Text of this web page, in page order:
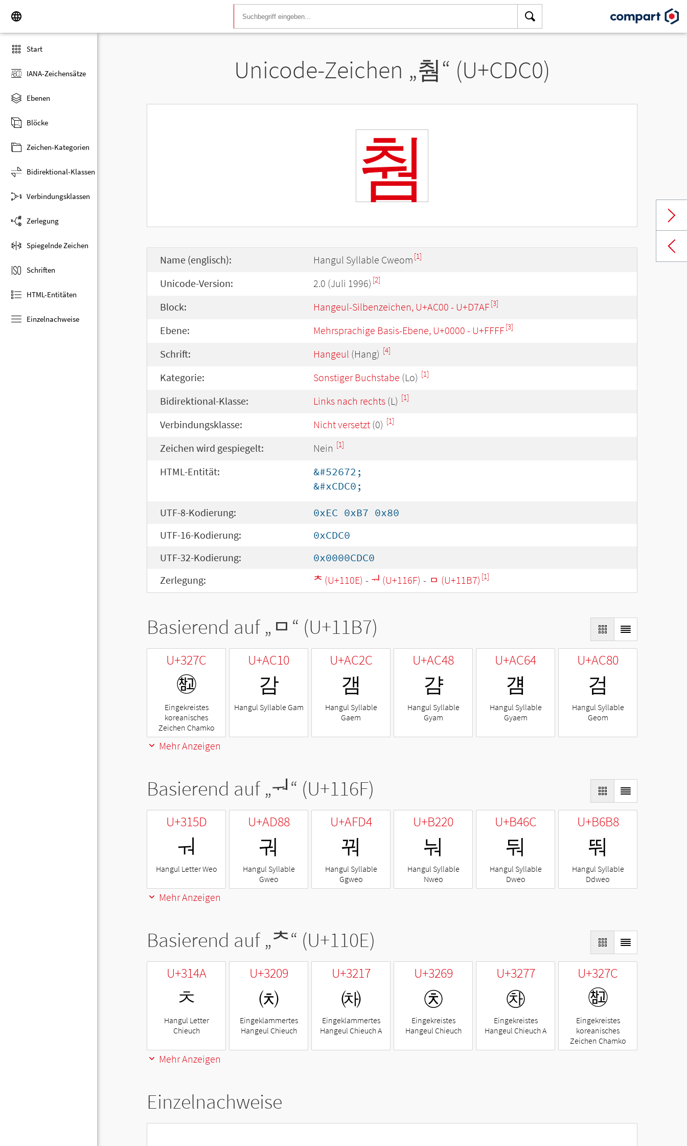
Start
IANA-Zeichensätze
Ebenen
Blöcke
Zeichen-Kategorien
Bidirektional-Klassen
Verbindungsklassen
Zerlegung
Spiegelnde Zeichen
Schriften
HTML-Entitäten
Einzelnachweise
Unicode-Zeichen „췀“ (U+CDC0)
췀
Name (englisch): Hangul Syllable Cweom [1]
Unicode-Version: 2.0 (Juli 1996) [2]
Block: Hangeul-Silbenzeichen, U+AC00 - U+D7AF[3]
Ebene: Mehrsprachige Basis-Ebene, U+0000 - U+FFFF[3]
Schrift: Hangeul (Hang) [4]
Kategorie: Sonstiger Buchstabe (Lo) [1]
Bidirektional-Klasse: Links nach rechts (L) [1]
Verbindungsklasse: Nicht versetzt (0) [1]
Zeichen wird gespiegelt: Nein [1]
HTML-Entität:
&#52672;
&#xCDC0;
UTF-8-Kodierung:
0xEC 0xB7 0x80
UTF-16-Kodierung:
0xCDC0
UTF-32-Kodierung:
0x0000CDC0
Zerlegung:
ᄎ (U+110E) - ᅯ (U+116F) - ᆷ (U+11B7) [1]
Basierend auf „ ᆷ “ (U+11B7)
U+327C
㉼
Eingekreistes
koreanisches
Zeichen Chamko
U+AC10
감
Hangul Syllable Gam
U+AC2C
갬
Hangul Syllable
Gaem
U+AC48
걈
Hangul Syllable
Gyam
U+AC64
걤
Hangul Syllable
Gyaem
U+AC80
검
Hangul Syllable
Geom
Mehr Anzeigen
Basierend auf „ᅯ“ (U+116F)
U+315D
ㅝ
Hangul Letter Weo
U+AD88
궈
Hangul Syllable
Gweo
U+AFD4
꿔
Hangul Syllable
Ggweo
U+B220
눠
Hangul Syllable
Nweo
U+B46C
둬
Hangul Syllable
Dweo
U+B6B8
뚸
Hangul Syllable
Ddweo
Mehr Anzeigen
Basierend auf „ᄎ“ (U+110E)
U+314A
ㅊ
Hangul Letter
Chieuch
U+3209
㈉
Eingeklammertes
Hangeul Chieuch
U+3217
㈗
Eingeklammertes
Hangeul Chieuch A
U+3269
㉩
Eingekreistes
Hangeul Chieuch
U+3277
㉷
Eingekreistes
Hangeul Chieuch A
U+327C
㉼
Eingekreistes
koreanisches
Zeichen Chamko
Mehr Anzeigen
Einzelnachweise